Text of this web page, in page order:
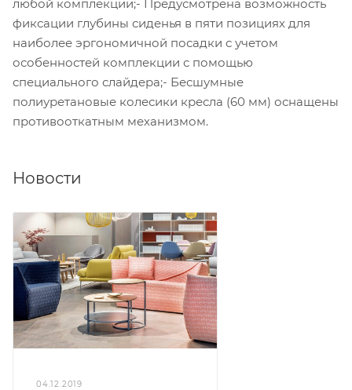
любой комплекции;- Предусмотрена возможность
фиксации глубины сиденья в пяти позициях для
наиболее эргономичной посадки с учетом
особенностей комплекции с помощью
специального слайдера;- Бесшумные
полиуретановые колесики кресла (60 мм) оснащены
противооткатным механизмом.
Новости
04.12.2019